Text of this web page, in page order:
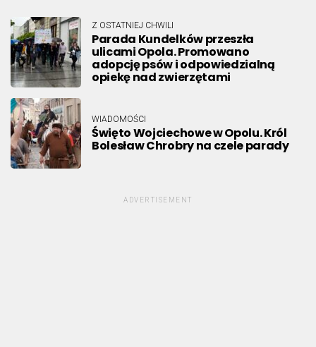
Z OSTATNIEJ CHWILI
Parada Kundelków przeszła
ulicami Opola. Promowano
adopcję psów i odpowiedzialną
opiekę nad zwierzętami
WIADOMOŚCI
Święto Wojciechowe w Opolu. Król
Bolesław Chrobry na czele parady
ADVERTISEMENT